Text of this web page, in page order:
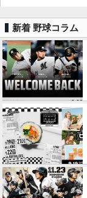
新着 野球コラム